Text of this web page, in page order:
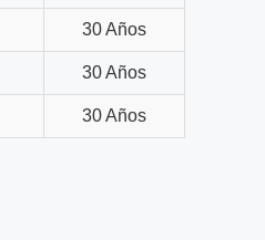
30 Años
30 Años
30 Años